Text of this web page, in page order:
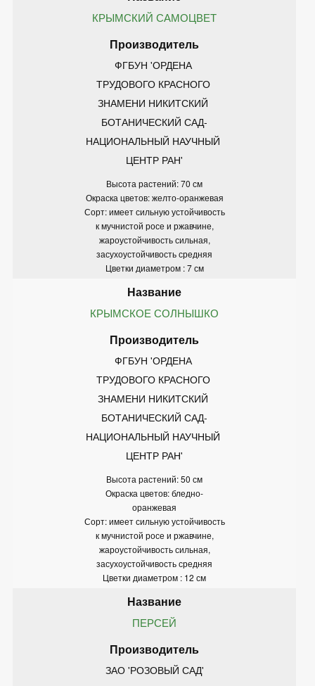
КРЫМСКИЙ САМОЦВЕТ
ФГБУН 'ОРДЕНА
ТРУДОВОГО КРАСНОГО
ЗНАМЕНИ НИКИТСКИЙ
БОТАНИЧЕСКИЙ САД-
НАЦИОНАЛЬНЫЙ НАУЧНЫЙ
ЦЕНТР РАН'
Высота растений: 70 см
Окраска цветов: желто-оранжевая
Сорт: имеет сильную устойчивость
к мучнистой росе и ржавчине,
жароустойчивость сильная,
засухоустойчивость средняя
Цветки диаметром : 7 см
КРЫМСКОЕ СОЛНЫШКО
ФГБУН 'ОРДЕНА
ТРУДОВОГО КРАСНОГО
ЗНАМЕНИ НИКИТСКИЙ
БОТАНИЧЕСКИЙ САД-
НАЦИОНАЛЬНЫЙ НАУЧНЫЙ
ЦЕНТР РАН'
Высота растений: 50 см
Окраска цветов: бледно-
оранжевая
Сорт: имеет сильную устойчивость
к мучнистой росе и ржавчине,
жароустойчивость сильная,
засухоустойчивость средняя
Цветки диаметром : 12 см
ПЕРСЕЙ
ЗАО 'РОЗОВЫЙ САД'